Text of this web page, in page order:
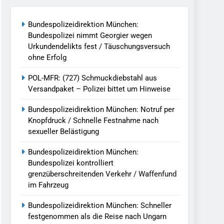
Verkehr / Waffenfund Im
Beendet / Bundespolizei Nimmt
Aufgefunden – Tierheim Übernimmt
Ermittlungen Der Finanzkontrolle
Vereinigung Geht Ins Netz –
In Saarbrücken
/ Bundespolizei Ermittelt Wegen
Bundespolizeidirektion München:
Bundespolizei nimmt Georgier wegen
Urkundendelikts fest / Täuschungsversuch
ohne Erfolg
POL-MFR: (727) Schmuckdiebstahl aus
Versandpaket – Polizei bittet um Hinweise
Bundespolizeidirektion München: Notruf per
Knopfdruck / Schnelle Festnahme nach
sexueller Belästigung
Bundespolizeidirektion München:
Bundespolizei kontrolliert
grenzüberschreitenden Verkehr / Waffenfund
im Fahrzeug
Bundespolizeidirektion München: Schneller
festgenommen als die Reise nach Ungarn